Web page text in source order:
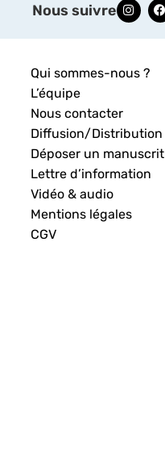
Nous suivre
Qui sommes-nous ?
L’équipe
Nous contacter
Diffusion/Distribution
Déposer un manuscrit
Lettre d’information
Vidéo & audio
Mentions légales
CGV